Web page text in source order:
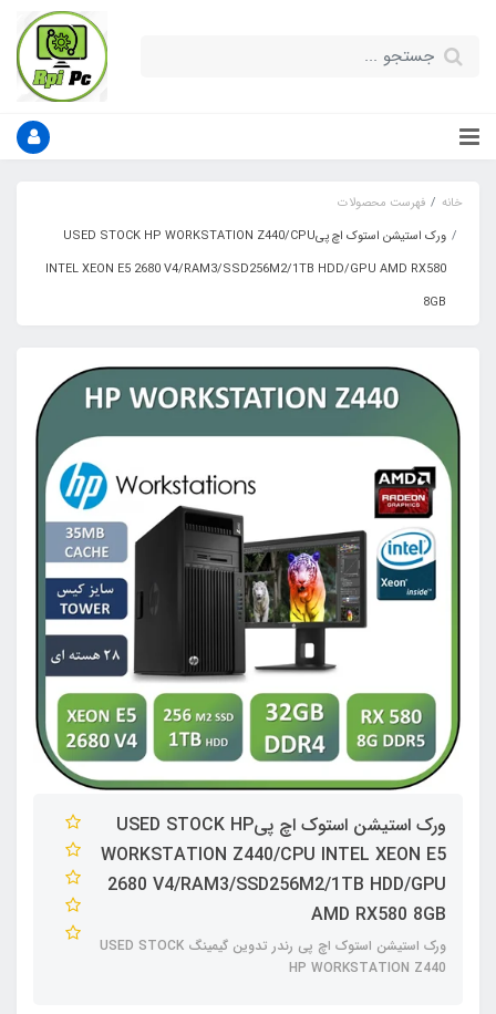
خانه
فهرست محصولات
ورک استیشن استوک اچ پیUSED STOCK HP WORKSTATION Z440/CPU
INTEL XEON E5 2680 V4/RAM3/SSD256M2/1TB HDD/GPU AMD RX580
8GB
ورک استیشن استوک اچ پیUSED STOCK HP
WORKSTATION Z440/CPU INTEL XEON E5
2680 V4/RAM3/SSD256M2/1TB HDD/GPU
AMD RX580 8GB
ورک استیشن استوک اچ پی رندر تدوین گیمینگ USED STOCK
HP WORKSTATION Z440